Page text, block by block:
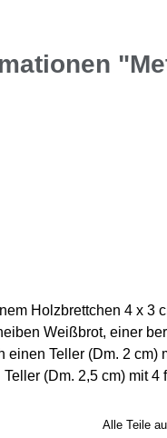
Holzbrettchen 4 x 3
Weißbrot, einer
einen Teller (Dm. 2
Teller (Dm. 2,5 cm) mit
Alle Teile